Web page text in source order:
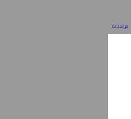
Anzeige